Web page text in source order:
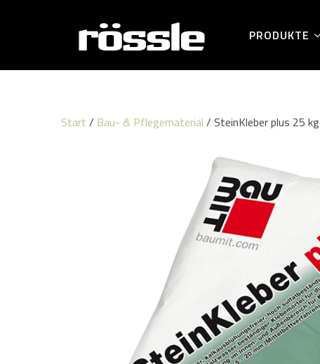
PRODUKTE
Start / Bau- & Pflegematerial / SteinKleber plus 25 kg